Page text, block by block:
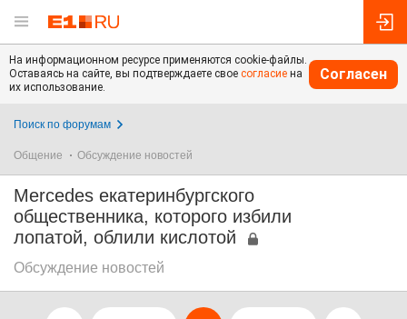
На информационном ресурсе применяются cookie-файлы.
Оставаясь на сайте, вы подтверждаете свое согласие на
их использование.
Согласен
Поиск по форумам
Общение Обсуждение новостей
Mercedes екатеринбургского
общественника, которого избили
лопатой, облили кислотой
Обсуждение новостей